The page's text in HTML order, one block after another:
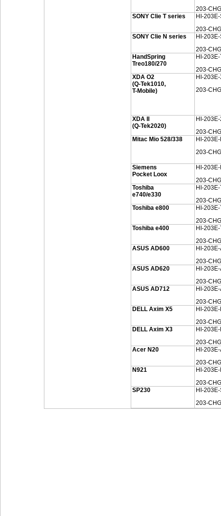
203-
SONY Clie T series
HI-
203-
SONY Clie N series
HI-
203-
HandSpring
Treo180/270
HI-
203-
XDA O2
(Q-Tek1010,
T-Mobile)
HI-
203-
XDA II
(Q-Tek2020)
HI-
203-
Mitac Mio 528/338
HI-
203-
Siemens
Pocket Loox
HI-
203-
Toshiba
e740/e330
HI-
203-
Toshiba e800
HI-
203-
Toshiba e400
HI-
203-
ASUS AD600
HI-
203-
ASUS AD620
HI-
203-
ASUS AD712
HI-
203-
DELL Axim X5
HI-
203-
DELL Axim X3
HI-
203-
Acer N20
HI-
203-
N921
HI-
203-
SP230
HI-
203-